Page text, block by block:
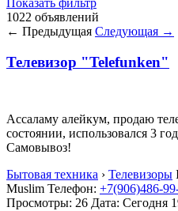
1022 объявлений
← Предыдущая Следующая →
Телевизор "Telefunken"
Ассаламу алейкум, продаю
состоянии, использовался 3
Самовывоз!
Бытовая техника › Телевизоры
Muslim Телефон: +7(906)486-
Просмотры: 26 Дата: Сегодня